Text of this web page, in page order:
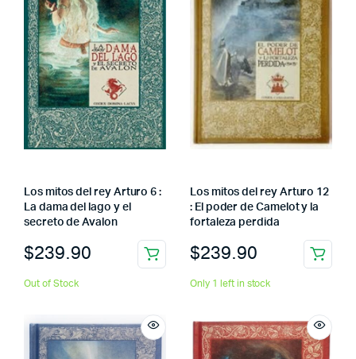
Los mitos del rey Arturo 6 :
La dama del lago y el
secreto de Avalon
$239.90
Out of Stock
Los mitos del rey Arturo 12
: El poder de Camelot y la
fortaleza perdida
$239.90
Only 1 left in stock